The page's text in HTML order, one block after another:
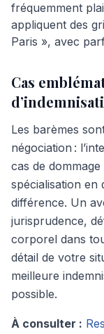
fréquemment
appliquent des
Paris », avec
Cas
Les barèmes
négociation :
cas de
spécialisation en
différence. Un
jurisprudence,
corporel dans
détail de votre
meilleure
possible.
À consulter :